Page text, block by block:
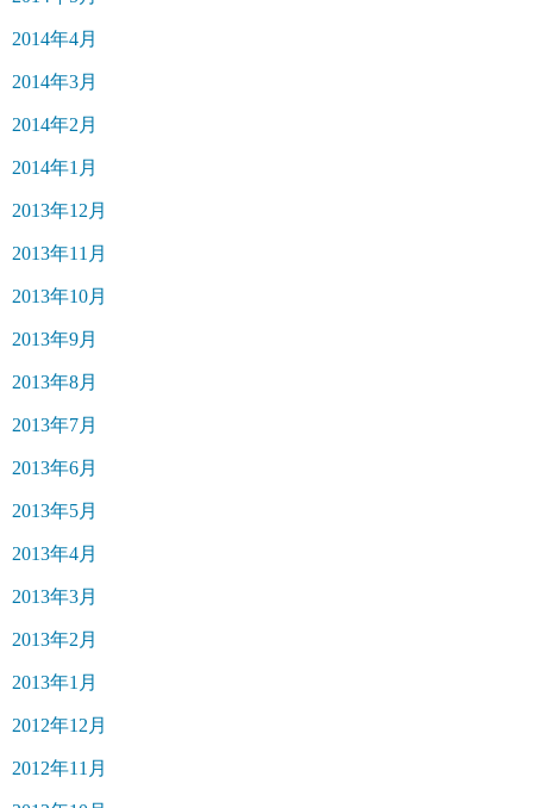
2014年4月
2014年3月
2014年2月
2014年1月
2013年12月
2013年11月
2013年10月
2013年9月
2013年8月
2013年7月
2013年6月
2013年5月
2013年4月
2013年3月
2013年2月
2013年1月
2012年12月
2012年11月